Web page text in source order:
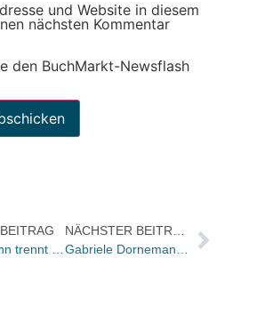
und Website in diesem
nächsten Kommentar
den BuchMarkt-Newsflash